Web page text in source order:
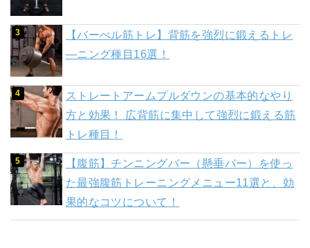
【バーべル筋トレ】背筋を強烈に鍛えるトレ
―ニング種目16選！
ストレートアームプルダウンの基本的なやり
方と効果！ 広背筋に集中して強烈に鍛える筋
トレ種目！
【腹筋】チンニングバー（懸垂バー）を使っ
た最強腹筋トレーニングメニュー11選と、効
果的なコツについて！